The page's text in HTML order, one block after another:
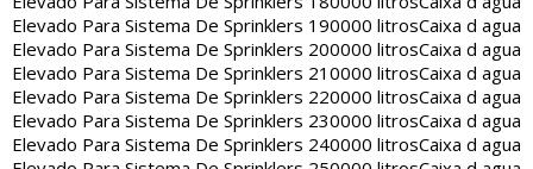
Elevado Para Sistema De Sprinklers 190000 litrosCaixa d agua
Elevado Para Sistema De Sprinklers 200000 litrosCaixa d agua
Elevado Para Sistema De Sprinklers 210000 litrosCaixa d agua
Elevado Para Sistema De Sprinklers 220000 litrosCaixa d agua
Elevado Para Sistema De Sprinklers 230000 litrosCaixa d agua
Elevado Para Sistema De Sprinklers 240000 litrosCaixa d agua